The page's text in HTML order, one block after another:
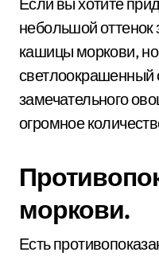
небольшой оттенок
кашицы моркови,
светлоокрашенный
замечательного
огромное
моркови.
Есть